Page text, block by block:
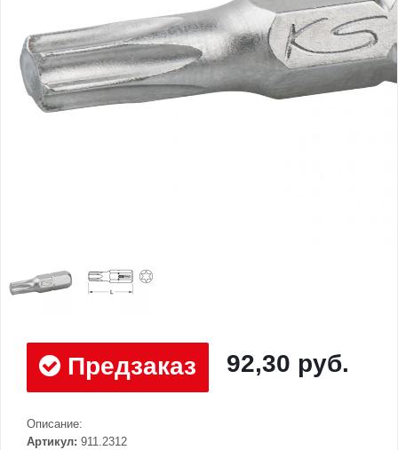
Предзаказ 92,30 руб.
Описание:
Артикул: 911.2312